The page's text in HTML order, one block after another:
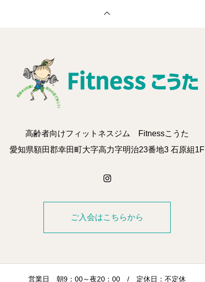
高齢者向けフィットネスジム Fitnessこうた
愛知県額田郡幸田町大字高力字明治23番地3 石原組1F
ご入会はこちらから
営業日 朝9：00～夜20：00 / 定休日：不定休